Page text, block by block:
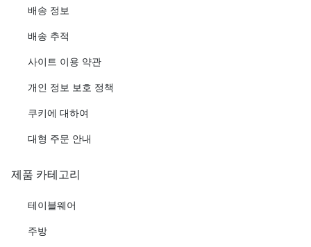
배송 정보
배송 추적
사이트 이용 약관
개인 정보 보호 정책
쿠키에 대하여
대형 주문 안내
제품 카테고리
테이블웨어
주방